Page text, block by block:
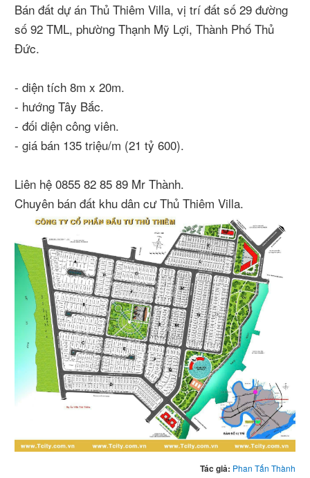
Bán đất dự án Thủ Thiêm Villa, vị trí đất số 29 đường
số 92 TML, phường Thạnh Mỹ Lợi, Thành Phố Thủ
Đức.
- diện tích 8m x 20m.
- hướng Tây Bắc.
- đối diện công viên.
- giá bán 135 triệu/m (21 tỷ 600).
Liên hệ 0855 82 85 89 Mr Thành.
Chuyên bán đất khu dân cư Thủ Thiêm Villa.
Tác giả: Phan Tấn Thành